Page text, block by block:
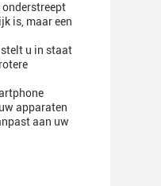
onderstreept
is, maar een
stelt u in staat
apparaten
aan uw